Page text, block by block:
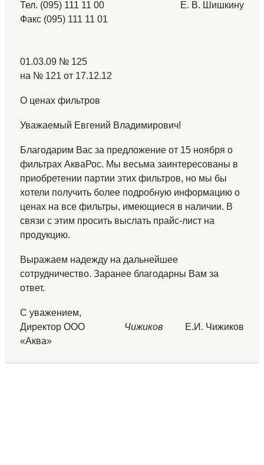
Тел. (095) 111 11 00
Факс (095) 111 11 01
Е. В. Шишкину
01.03.09 № 125
на № 121 от 17.12.12
О ценах фильтров
Уважаемый Евгений Владимирович!
Благодарим Вас за предложение от 15 ноября о
фильтрах АкваРос. Мы весьма заинтересованы в
приобретении партии этих фильтров, но мы бы
хотели получить более подробную информацию о
ценах на все фильтры, имеющиеся в наличии. В
связи с этим просить выслать прайс-лист на
продукцию.
Выражаем надежду на дальнейшее
сотрудничество. Заранее благодарны Вам за
ответ.
С уважением,
Директор ООО
«Аква»
Чижиков Е.И. Чижиков